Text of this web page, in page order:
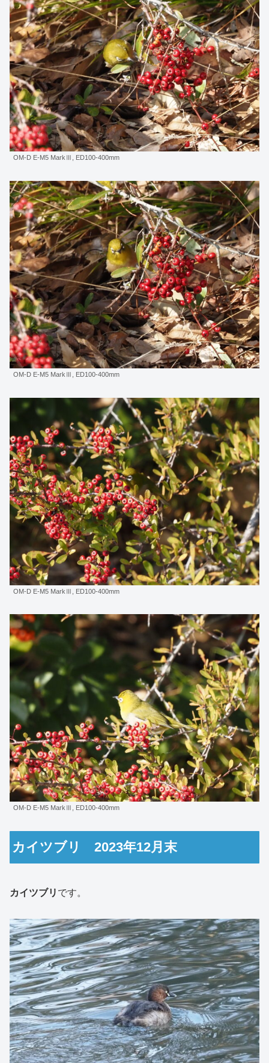
OM-D E-M5 MarkⅢ, ED100-400mm
OM-D E-M5 MarkⅢ, ED100-400mm
OM-D E-M5 MarkⅢ, ED100-400mm
OM-D E-M5 MarkⅢ, ED100-400mm
カイツブリ 2023年12月末
カイツブリ です。